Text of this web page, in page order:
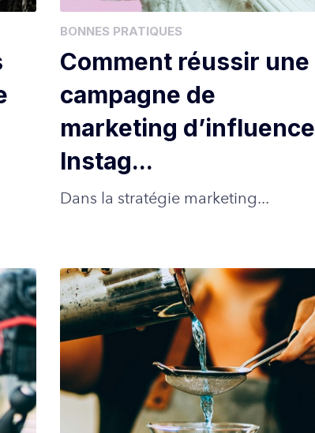
BONNES PRATIQUES
Comment réussir une
campagne de
marketing d’influence
Instag...
Dans la stratégie marketing...